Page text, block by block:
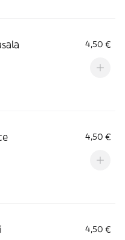
4,50 €
4,50 €
4,50 €